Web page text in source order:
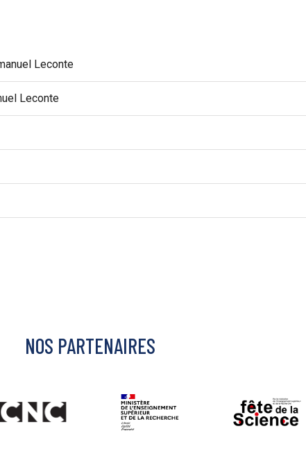
Leconte
Leconte
NOS PARTENAIRES